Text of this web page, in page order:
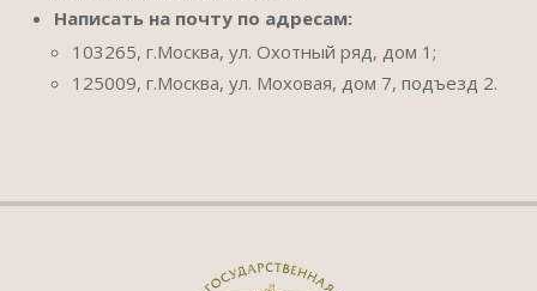
Написать на почту по адресам:
103265, г.Москва, ул. Охотный ряд, дом 1;
125009, г.Москва, ул. Моховая, дом 7, подъезд 2.